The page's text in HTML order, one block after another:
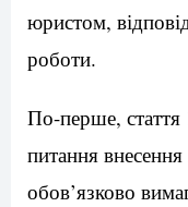
юристом,
роботи.
По-перше,
питання
обов’язково